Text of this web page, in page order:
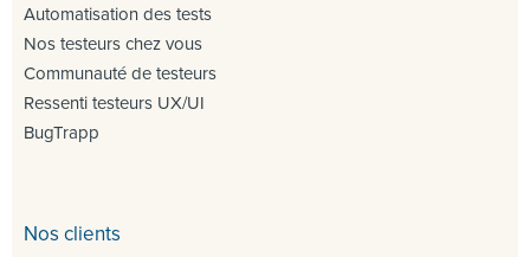
Automatisation des tests
Nos testeurs chez vous
Communauté de testeurs
Ressenti testeurs UX/UI
BugTrapp
Nos clients